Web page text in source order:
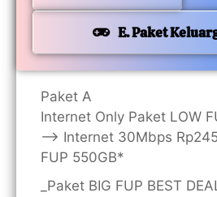
E. Paket
Paket A
Internet Only Paket LOW
—> Internet 30Mbps
FUP 550GB*
_Paket BIG FUP BEST